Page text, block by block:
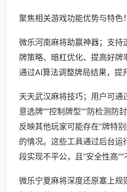
聚焦相关游戏功能优势与特色！
微乐河南麻将助赢神器；支持
牌策略、暗杠优化、提高好牌
通过AI算法调整牌局结果，提
天天武汉麻将技巧；用户可通
意选牌”“控制牌型”“防检测防
反映其他玩家可能存在“牌特
的情况。这些工具通过后台运
段实现不平公，且“安全性高”“
微乐宁夏麻将深度还原塞上规